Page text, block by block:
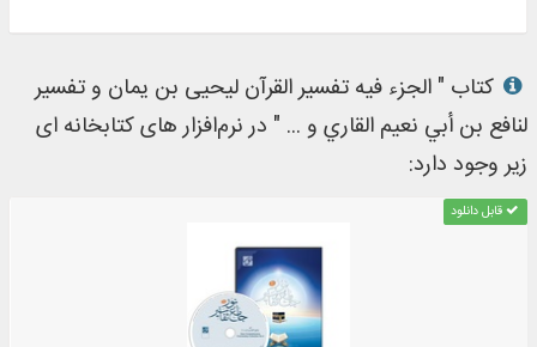
کتاب " الجزء فیه تفسیر القرآن لیحیی بن یمان و تفسیر
لنافع بن أبي نعیم القاري و ... " در نرم‌افزار های کتابخانه ای
زیر وجود دارد:
قابل دانلود